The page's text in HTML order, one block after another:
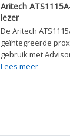
Aritech
lezer
De Aritech
geïntegreerde
gebruik met
Lees meer